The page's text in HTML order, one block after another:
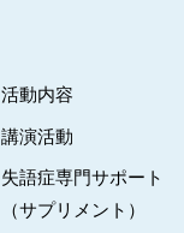
活動内容
講演活動
失語症専門サポート
（サプリメント）